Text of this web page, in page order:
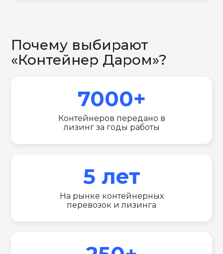
Почему выбирают
«Контейнер Даром»?
7000+
Контейнеров передано в
лизинг за годы работы
5 лет
На рынке контейнерных
перевозок и лизинга